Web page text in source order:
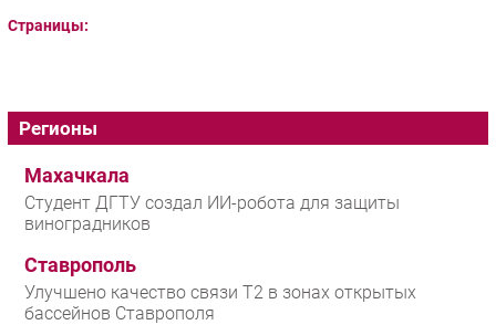
Тестовый стенд
Страницы:
Регионы
Махачкала
Студент ДГТУ создал ИИ-робота для защиты
виноградников
Ставрополь
Улучшено качество связи T2 в зонах открытых
бассейнов Ставрополя